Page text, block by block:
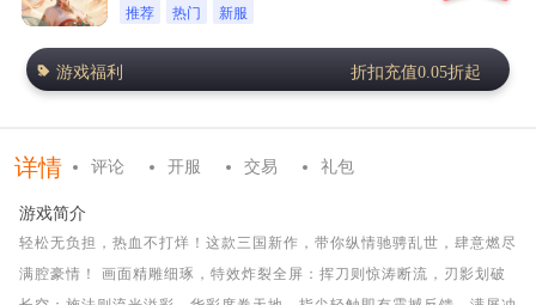
推荐 热门 新服
游戏福利 折扣充值0.05折起
详情 评论 开服 交易 礼包
游戏简介
轻松无负担，热血不打烊！这款三国新作，带你纵情驰骋乱世，肆意燃尽
满腔豪情！ 画面精雕细琢，特效炸裂全屏：挥刀则惊涛断流，刃影划破